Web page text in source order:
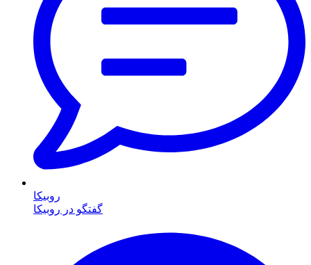
روبیکا
گفتگو در روبیکا